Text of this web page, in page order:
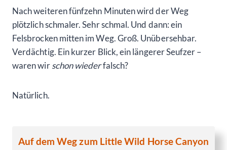
Nach weiteren fünfzehn Minuten wird der Weg
plötzlich schmaler. Sehr schmal. Und dann: ein
Felsbrocken mitten im Weg. Groß. Unübersehbar.
Verdächtig. Ein kurzer Blick, ein längerer Seufzer –
waren wirschon wiederfalsch?
Natürlich.
Auf dem Weg zum Little Wild Horse Canyon